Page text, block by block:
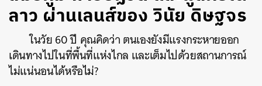
ลาว ผ่านเลนส์ของ วินัย ดิษฐจร
ในวัย 60 ปี คุณคิดว่า ตนเองยังมีแรงกระหายออก
เดินทางไปในที่พื้นที่แห่งไกล และเต็มไปด้วยสถานการณ์
ไม่แน่นอนได้หรือไม่?